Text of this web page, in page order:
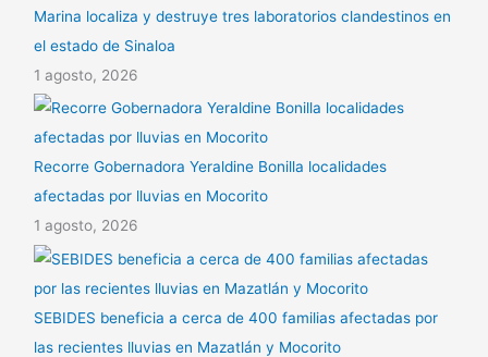
Marina localiza y destruye tres laboratorios clandestinos en
el estado de Sinaloa
1 agosto, 2026
Recorre Gobernadora Yeraldine Bonilla localidades
afectadas por lluvias en Mocorito
1 agosto, 2026
SEBIDES beneficia a cerca de 400 familias afectadas por
las recientes lluvias en Mazatlán y Mocorito